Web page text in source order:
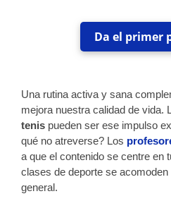
Da el primer
Una rutina activa y sana
mejora nuestra calidad de vida.
tenis pueden ser ese impulso
qué no atreverse? Los
a que el contenido se centre en
clases de deporte se
general.